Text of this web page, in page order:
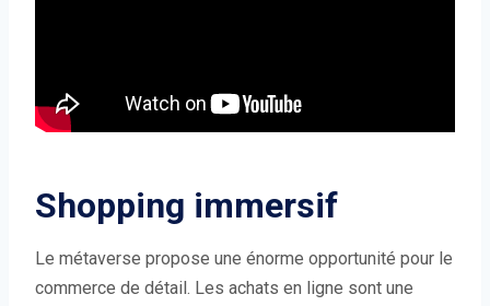
Shopping immersif
Le métaverse propose une énorme opportunité pour le
commerce de détail. Les achats en ligne sont une